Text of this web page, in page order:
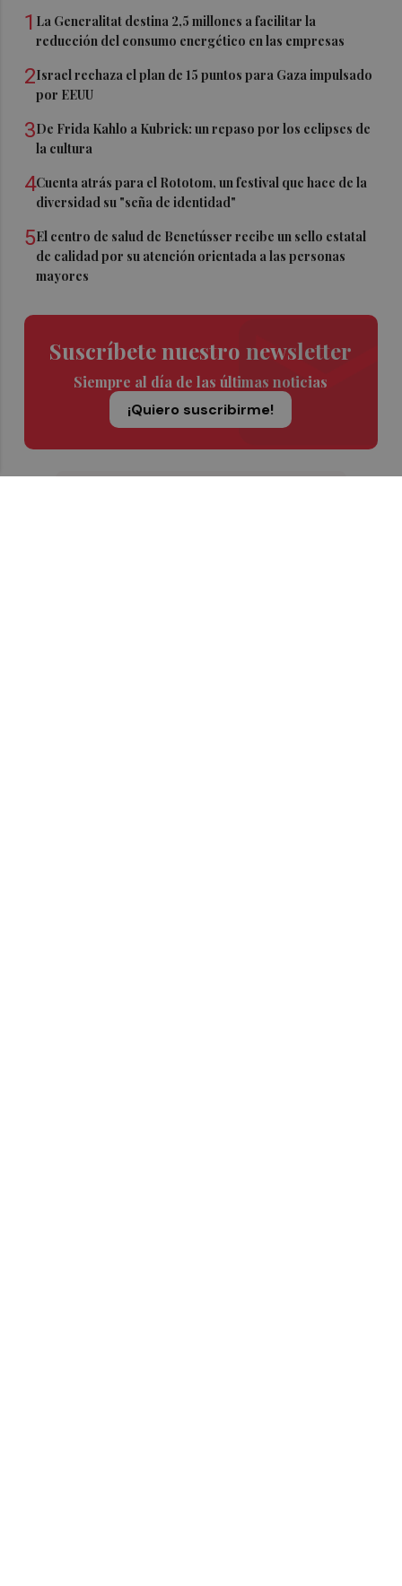
1 La Generalitat destina 2,5 millones a facilitar la
reducción del consumo energético en las empresas
2Israel rechaza el plan de 15 puntos para Gaza impulsado
por EEUU
3De Frida Kahlo a Kubrick: un repaso por los eclipses de
la cultura
4Cuenta atrás para el Rototom, un festival que hace de la
diversidad su "seña de identidad"
5El centro de salud de Benetússer recibe un sello estatal
de calidad por su atención orientada a las personas
mayores
Suscríbete nuestro newsletter
Siempre al día de las últimas noticias
¡Quiero suscribirme!